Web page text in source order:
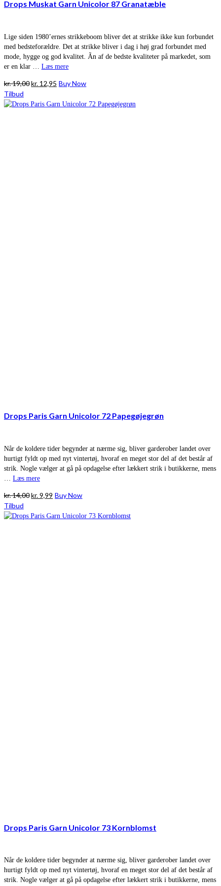
Drops Muskat Garn Unicolor 87 Granatæble
Lige siden 1980’ernes strikkeboom bliver det at strikke ikke kun forbundet
med bedsteforældre. Det at strikke bliver i dag i høj grad forbundet med
mode, hygge og god kvalitet. Ãn af de bedste kvaliteter på markedet, som
er en klar … Læs mere
kr.19,00Den
pris
kr. 12,95 Den
pris
Buy Now
Tilbud
Drops Paris Garn Unicolor 72 Papegøjegrøn
Når de koldere tider begynder at nærme sig, bliver garderober landet over
hurtigt fyldt op med nyt vintertøj, hvoraf en meget stor del af det består af
strik. Nogle vælger at gå på opdagelse efter lækkert strik i butikkerne, mens
Læs mere
kr.14,00Den
pris
kr.9,99 Den
pris
Buy Now
Tilbud
Drops Paris Garn Unicolor 73 Kornblomst
Når de koldere tider begynder at nærme sig, bliver garderober landet over
hurtigt fyldt op med nyt vintertøj, hvoraf en meget stor del af det består af
strik. Nogle vælger at gå på opdagelse efter lækkert strik i butikkerne, mens